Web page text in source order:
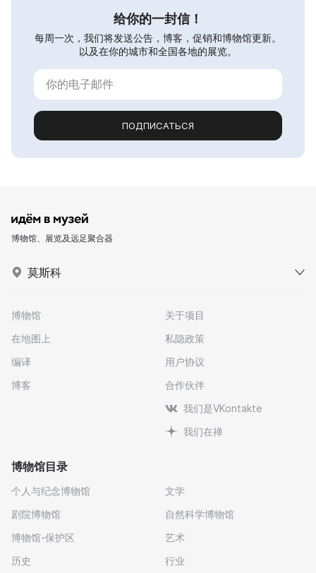
给你的一封信！
每周一次，我们将发送公告，博客，促销和博物馆更新。
以及在你的城市和全国各地的展览。
ПОДПИСАТЬСЯ
博物馆、展览及远足聚合器
莫斯科
博物馆
在地图上
编译
博客
关于项目
私隐政策
用户协议
合作伙伴
我们是VKontakte
我们在禅
博物馆目录
个人与纪念博物馆
剧院博物馆
博物馆-保护区
历史
文学
自然科学博物馆
艺术
行业